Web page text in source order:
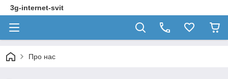
3g-internet-svit
Про нас